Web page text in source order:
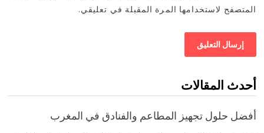
المتصفح لاستخدامها المرة المقبلة في تعليقي.
أحدث المقالات
أفضل حلول تجهيز المطاعم والفنادق في المغرب